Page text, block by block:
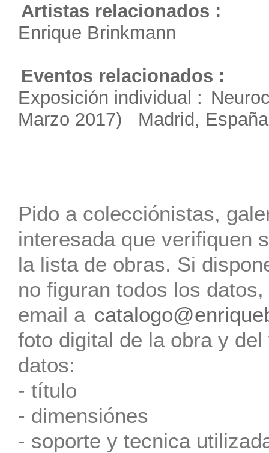
Artistas relacionados :
Enrique Brinkmann
Eventos relacionados :
Exposición individual :
Marzo 2017) Madrid, España
Pido a colecciónistas,
interesada que verifiquen
la lista de obras. Si
no figuran todos los
email a
foto digital de la obra y
datos:
- título
- dimensiónes
- soporte y tecnica